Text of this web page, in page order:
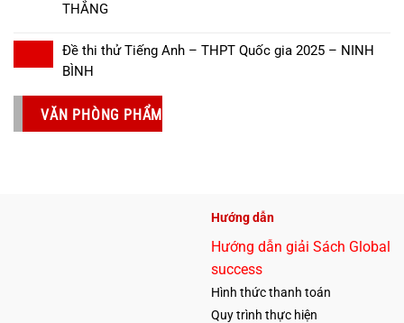
THẮNG
Đề thi thử Tiếng Anh – THPT Quốc gia 2025 – NINH
BÌNH
VĂN PHÒNG PHẨM
Hướng dẫn
Hướng dẫn giải Sách Global
success
Hình thức thanh toán
Quy trình thực hiện